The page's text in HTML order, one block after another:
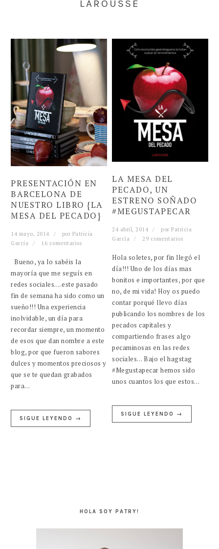
LAROUSSE
PRESENTACIÓN EN
BARCELONA DE
NUESTRO LIBRO {LA
MESA DEL PECADO}
14 mayo, 2014 por Patricia
García
16 comentarios
Bueno, ya lo sabéis la
mayoría que me seguís en
redes sociales….este pasado
fin de semana ha sido como un
sueño!!! Una experiencia
inolvidable, un día para
recordar siempre, un momento
de esos que dan nombre a este
blog, por que fueron sabores
dulces y momentos preciosos y
que se te quedan grabados
para…
SIGUE LEYENDO →
LA MESA DEL
PECADO, UN
ESTRENO SOÑADO
#MEGUSTAPECAR
24 abril, 2014 porPatricia
García
29 comentarios
Hola soletes, por fin llegó el
día!!! Uno de los días mas
bonitos e importantes, por que
no, de mi vida! Hoy os puedo
contar porqué llevo días
publicando los nombres de los
pecados capitales y
compartiendo frases algo
pecaminosas en las redes
sociales… Bajo el hagstag
#Megustapecar hemos sido
unos cuantos los que estos…
SIGUE LEYENDO →
HOLA SOY PATRY!